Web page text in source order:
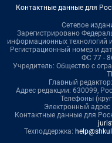
Контактные данные для
Сетевое
Зарегистрировано
информационных технологий
Регистрационный номер и
ФС 77 -
Учредитель: Общество с
Главный
Адрес редакции: 630099,
Телефоны
Электронный адрес
Контактные данные для
Техподдержка: